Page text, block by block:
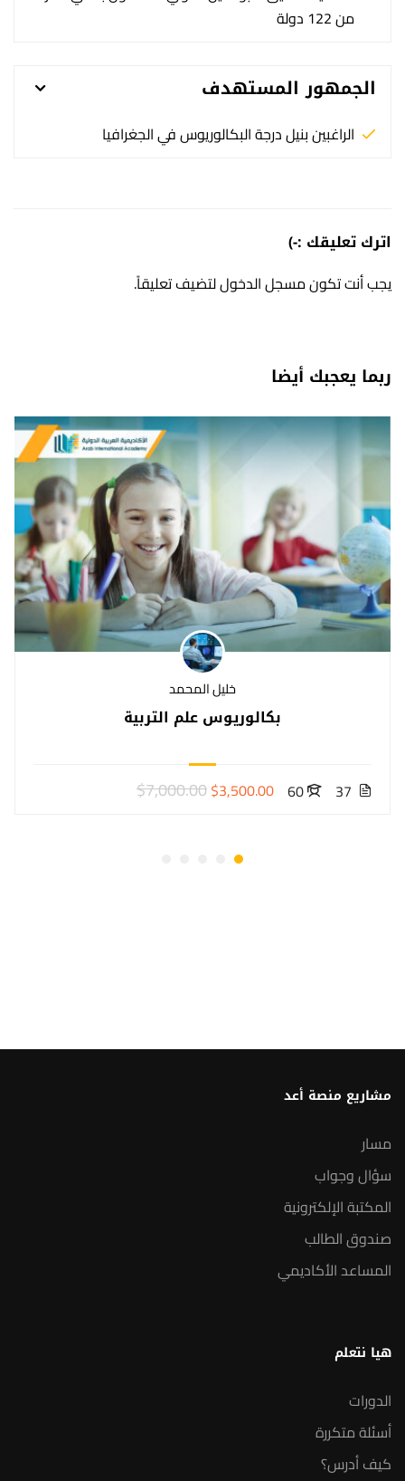
من 122 دولة
الجمهور المستهدف
الراغبين بنيل درجة البكالوريوس في الجغرافيا
اترك تعليقك :-)
يجب أنت تكونمسجل الدخوللتضيف تعليقاً.
ربما يعجبك أيضا
خليل المحمد
بكالوريوس علم التربية
37
60
$7,000.00$3,500.00
مشاريع منصة أعد
مسار
سؤال وجواب
المكتبة الإلكترونية
صندوق الطالب
المساعد الأكاديمي
هيا نتعلم
الدورات
أسئلة متكررة
كيف أدرس؟